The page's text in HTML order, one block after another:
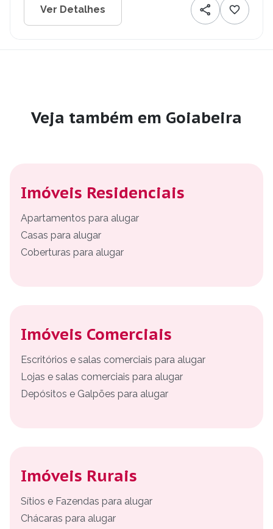
Ver Detalhes
Veja também em Goiabeira
Imóveis Residenciais
Apartamentos para alugar
Casas para alugar
Coberturas para alugar
Imóveis Comerciais
Escritórios e salas comerciais para alugar
Lojas e salas comerciais para alugar
Depósitos e Galpões para alugar
Imóveis Rurais
Sítios e Fazendas para alugar
Chácaras para alugar